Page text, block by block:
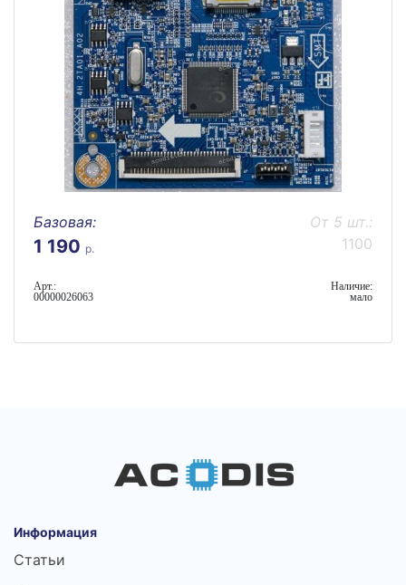
Базовая:
1 190 р.
От 5 шт.:
1100
Арт.:
00000026063
Наличие:
мало
Информация
Статьи